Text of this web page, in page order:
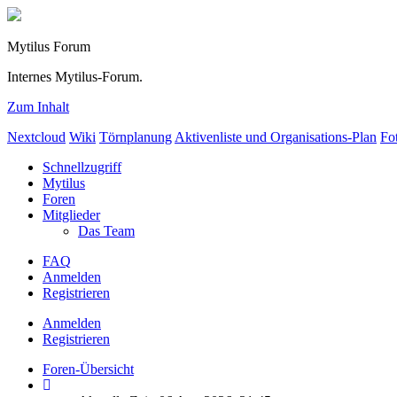
Mytilus Forum
Internes Mytilus-Forum.
Zum Inhalt
Nextcloud Wiki Törnplanung Aktivenliste und Organisations-Plan
Schnellzugriff
Mytilus
Foren
Mitglieder
Das Team
FAQ
Anmelden
Registrieren
Anmelden
Registrieren
Foren-Übersicht